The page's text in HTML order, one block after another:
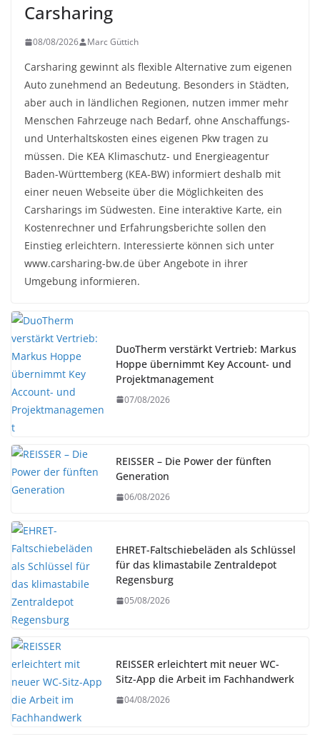
Carsharing
08/08/2026 Marc Güttich
Carsharing gewinnt als flexible Alternative zum eigenen
Auto zunehmend an Bedeutung. Besonders in Städten,
aber auch in ländlichen Regionen, nutzen immer mehr
Menschen Fahrzeuge nach Bedarf, ohne Anschaffungs-
und Unterhaltskosten eines eigenen Pkw tragen zu
müssen. Die KEA Klimaschutz- und Energieagentur
Baden-Württemberg (KEA-BW) informiert deshalb mit
einer neuen Webseite über die Möglichkeiten des
Carsharings im Südwesten. Eine interaktive Karte, ein
Kostenrechner und Erfahrungsberichte sollen den
Einstieg erleichtern. Interessierte können sich unter
www.carsharing-bw.de über Angebote in ihrer
Umgebung informieren.
DuoTherm verstärkt Vertrieb: Markus
Hoppe übernimmt Key Account- und
Projektmanagement
07/08/2026
REISSER – Die Power der fünften
Generation
06/08/2026
EHRET-Faltschiebeläden als Schlüssel
für das klimastabile Zentraldepot
Regensburg
05/08/2026
REISSER erleichtert mit neuer WC-
Sitz-App die Arbeit im Fachhandwerk
04/08/2026